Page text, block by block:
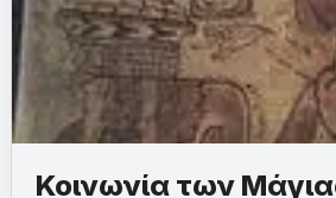
Κοινωνία των